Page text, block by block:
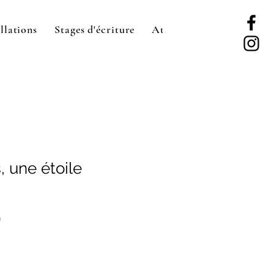
Stages d'écriture Ateliers d'écriture
une étoile